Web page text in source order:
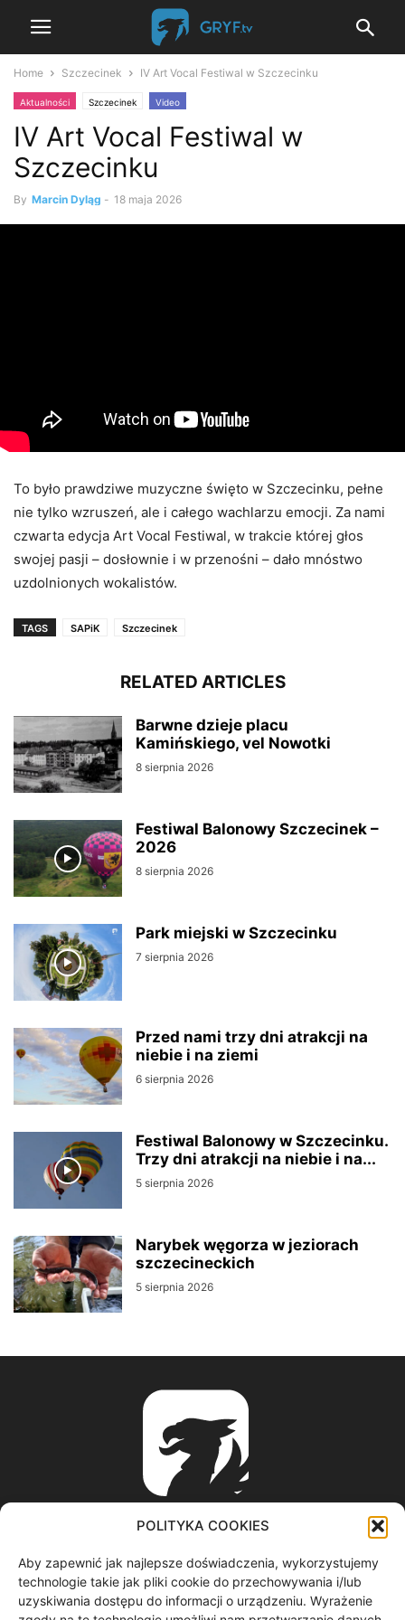
POLITYKA COOKIES
Aby zapewnić jak najlepsze doświadczenia, wykorzystujemy
technologie takie jak pliki cookie do przechowywania i/lub
uzyskiwania dostępu do informacji o urządzeniu. Wyrażenie
Home Szczecinek IV Art Vocal Festiwal w Szczecinku
Aktualności Szczecinek Video
IV Art Vocal Festiwal w
Szczecinku
By Marcin Dyląg - 18 maja 2026
To było prawdziwe muzyczne święto w Szczecinku, pełne
nie tylko wzruszeń, ale i całego wachlarzu emocji. Za nami
czwarta edycja Art Vocal Festiwal, w trakcie której głos
swojej pasji – dosłownie i w przenośni – dało mnóstwo
uzdolnionych wokalistów.
TAGS SAPiK Szczecinek
RELATED ARTICLES
Barwne dzieje placu
Kamińskiego, vel Nowotki
8 sierpnia 2026
Festiwal Balonowy Szczecinek –
2026
8 sierpnia 2026
Park miejski w Szczecinku
7 sierpnia 2026
Przed nami trzy dni atrakcji na
niebie i na ziemi
6 sierpnia 2026
Festiwal Balonowy w Szczecinku.
Trzy dni atrakcji na niebie i na...
5 sierpnia 2026
Narybek węgorza w jeziorach
szczecineckich
5 sierpnia 2026
ABOUT US